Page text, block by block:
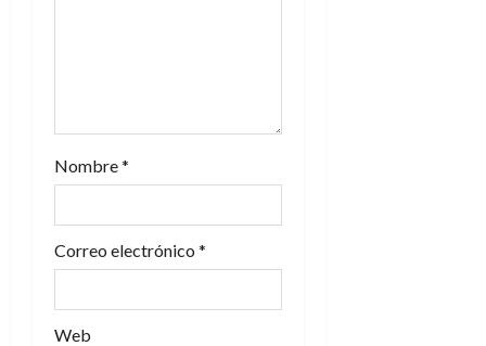
r
a
d
a
s
Nombre*
Correo electrónico *
Web